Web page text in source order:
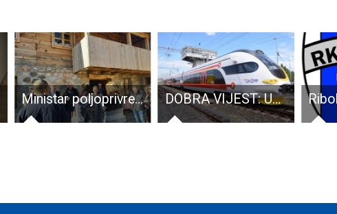
Ministar poljoprivrede Tomislav Tolušić posjetio Stilanovu Liku DOBRA VIJEST: Ugovorom između Županije i HŽ putničkog prijevoza redovni studenti vlakom mogu besplatno putovati